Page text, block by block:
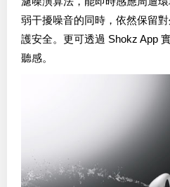
弱干擾噪音的同時，依然保留
護安全。更可透過 Shokz App
聽感。